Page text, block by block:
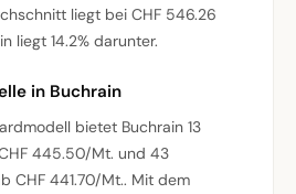
liegt bei CHF 546.26
liegt 14.2% darunter.
in Buchrain
bietet Buchrain 13
445.50/Mt. und 43
CHF 441.70/Mt.. Mit dem